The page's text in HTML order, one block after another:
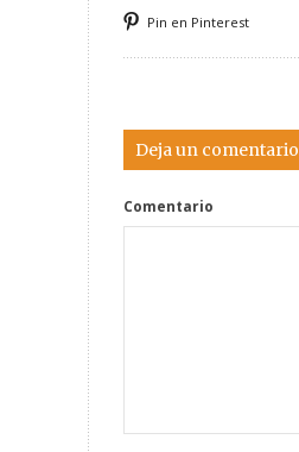
Pin en Pinterest
Deja un comentario
Comentario